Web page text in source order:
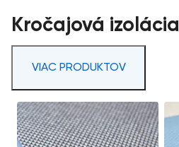
Kročajová izolácia
VIAC PRODUKTOV